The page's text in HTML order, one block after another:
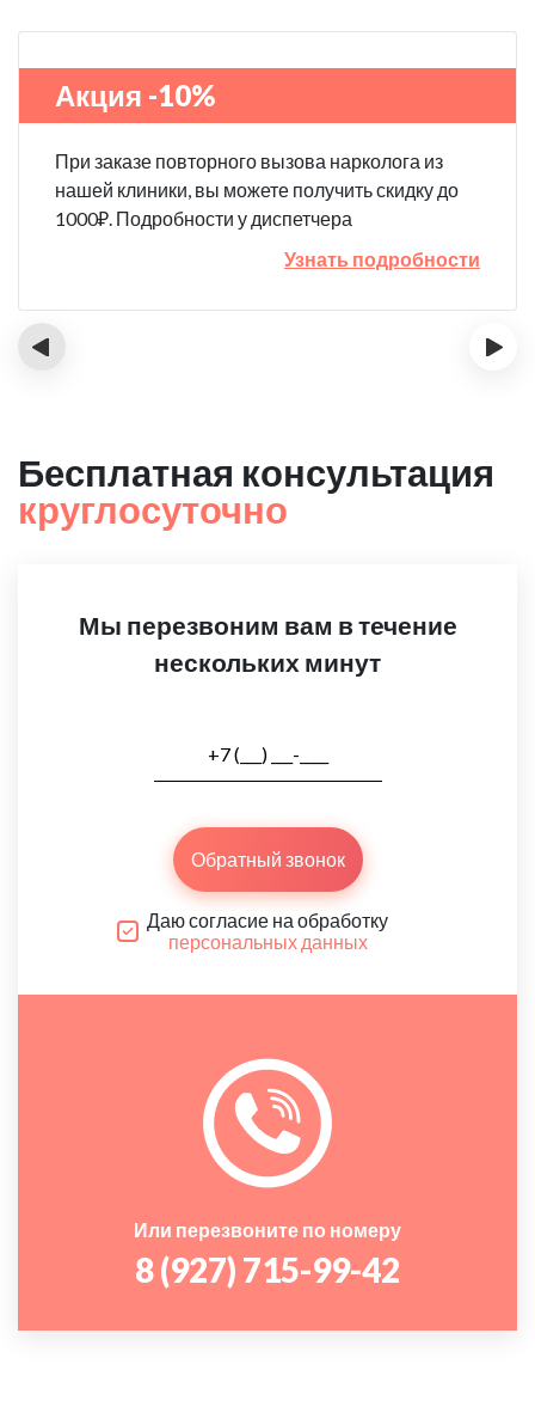
Акция -10%
При заказе повторного вызова нарколога из
нашей клиники, вы можете получить скидку до
1000₽. Подробности у диспетчера
Узнать подробности
‹ ›
Бесплатная консультация
круглосуточно
Мы перезвоним вам в течение
нескольких минут
Обратный звонок
Даю согласие на обработку
персональных данных
Или перезвоните по номеру
8 (927) 715-99-42